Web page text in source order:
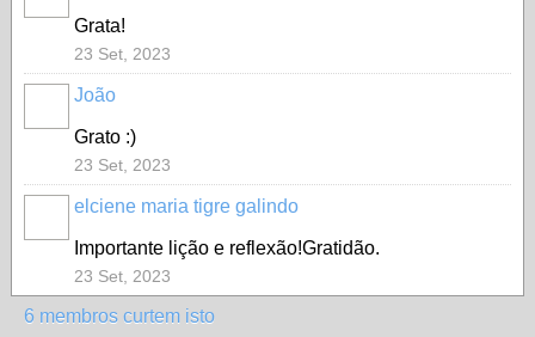
Grata!
23 Set, 2023
João
Grato :)
23 Set, 2023
elciene maria tigre galindo
Importante lição e reflexão!Gratidão.
23 Set, 2023
6 membros curtem isto